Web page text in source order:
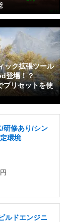
ック拡張ツール
登場！？
リセットを使
研修あり/シン
環境
ルドエンジニ